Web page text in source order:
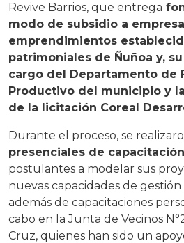
Revive Barrios, que entrega
modo de subsidio a
emprendimientos
patrimoniales de Ñuñoa y,
cargo del Departamento de
Productivo del municipio y
de la licitación Coreal
Durante el proceso, se
presenciales de capacitación
postulantes a modelar sus
nuevas capacidades de gestión
además de capacitaciones
cabo en la Junta de Vecinos
Cruz, quienes han sido un